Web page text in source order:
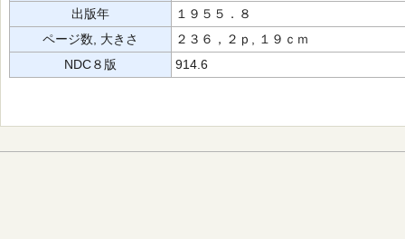
出版年
１９５５．８
ページ数, 大きさ
２３６，２ｐ, １９ｃｍ
NDC８版
914.6